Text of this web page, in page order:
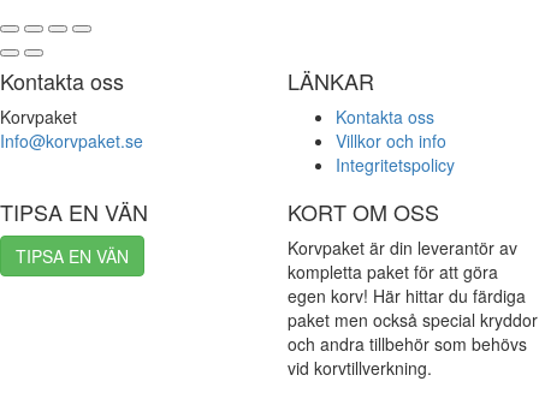
Kontakta oss
Korvpaket
Info@korvpaket.se
LÄNKAR
Kontakta oss
Villkor och info
Integritetspolicy
TIPSA EN VÄN
TIPSA EN VÄN
KORT OM OSS
Korvpaket är din leverantör av
kompletta paket för att göra
egen korv! Här hittar du färdiga
paket men också special kryddor
och andra tillbehör som behövs
vid korvtillverkning.